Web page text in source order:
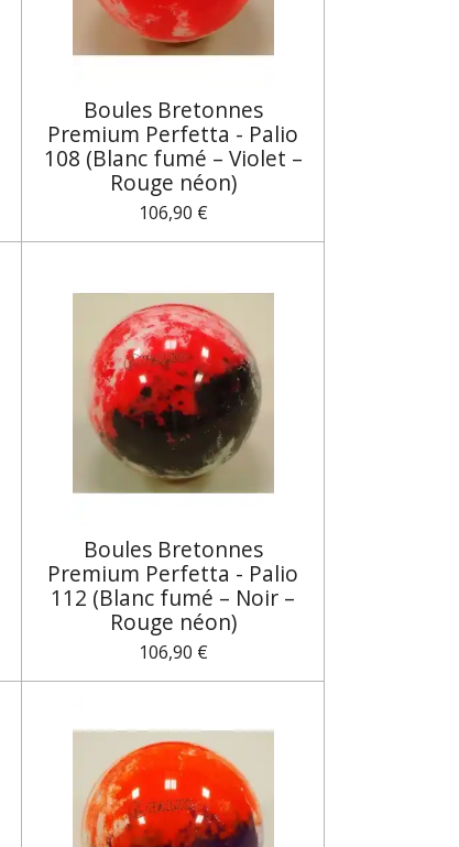
Boules Bretonnes
Premium Perfetta - Palio
108 (Blanc fumé – Violet –
Rouge néon)
106,90 €
Boules Bretonnes
Premium Perfetta - Palio
112 (Blanc fumé – Noir –
Rouge néon)
106,90 €